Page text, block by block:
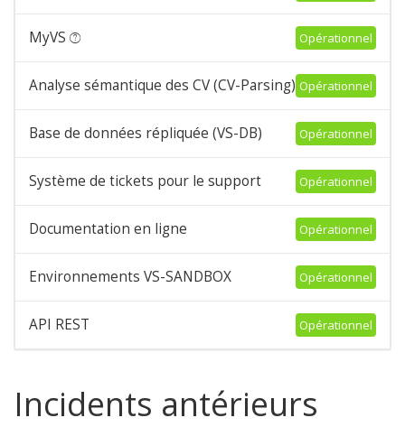
MyVS Opérationnel
Analyse sémantique des CV (CV-Parsing) Opérationnel
Base de données répliquée (VS-DB) Opérationnel
Système de tickets pour le support Opérationnel
Documentation en ligne Opérationnel
Environnements VS-SANDBOX Opérationnel
API REST Opérationnel
Incidents antérieurs